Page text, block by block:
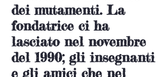
dei mutamenti. La
fondatrice ci ha
lasciato nel novembre
del 1990; gli insegnanti
e gli amici che nel